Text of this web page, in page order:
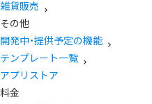
雑貨販売
その他
開発中・提供予定の機能
テンプレート一覧
アプリストア
料金